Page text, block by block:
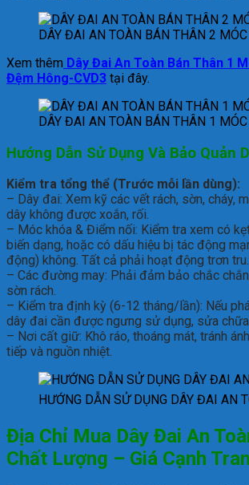
DÂY ĐAI AN TOÀN BÁN THÂN 2
Xem thêm Dây Đai An Toàn Bán Thân 1
Đệm Hông-CVD3 tại đây.
DÂY ĐAI AN TOÀN BÁN THÂN 1
Hướng Dẫn Sử Dụng Và Bảo Quản D
Kiểm tra tổng thể (Trước mỗi lần dùng):
– Dây đai: Xem kỹ các vết rách, sờn, cháy,
dây không được xoắn, rối.
– Móc khóa & Điểm nối: Kiểm tra xem có
biến dạng, hoặc có dấu hiệu bị tác động
động) không. Tất cả phải hoạt động trơn tru.
– Các đường may: Phải đảm bảo chắc
sờn rách.
– Kiểm tra định kỳ (6-12 tháng/lần): Nếu
dây đai cần được ngưng sử dụng, sửa
– Nơi cất giữ: Khô ráo, thoáng mát, tránh
tiếp và nguồn nhiệt.
HƯỚNG DẪN SỬ DỤNG DÂY ĐAI AN
Địa Chỉ Mua Dây Đai An
Chất Lượng – Giá Cạnh